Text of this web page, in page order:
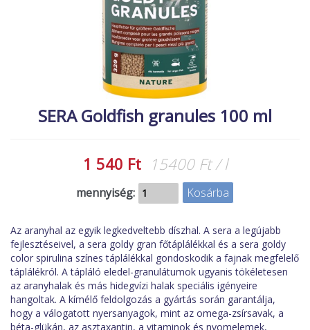
NÖVÉNYEK
EXTRA AKCIÓK
SERA Goldfish granules 100 ml
1 540 Ft 15400 Ft / l
mennyiség:
Az aranyhal az egyik legkedveltebb díszhal. A sera a legújabb
fejlesztéseivel, a sera goldy gran főtáplálékkal és a sera goldy
color spirulina színes táplálékkal gondoskodik a fajnak megfelelő
táplálékról. A tápláló eledel-granulátumok ugyanis tökéletesen
az aranyhalak és más hidegvízi halak speciális igényeire
hangoltak. A kímélő feldolgozás a gyártás során garantálja,
hogy a válogatott nyersanyagok, mint az omega-zsírsavak, a
béta-glükán, az asztaxantin, a vitaminok és nyomelemek,